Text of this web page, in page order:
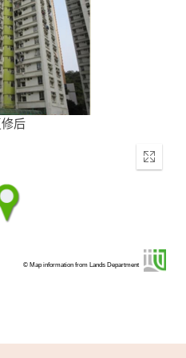
后
Enter
© Map information from Lands Department